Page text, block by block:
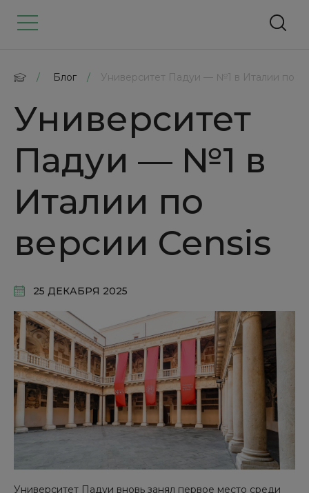
/ Блог / Университет Падуи — №1 в Италии по
Университет
Падуи — №1 в
Италии по
версии Censis
25 ДЕКАБРЯ 2025
Университет Падуи вновь занял первое место среди